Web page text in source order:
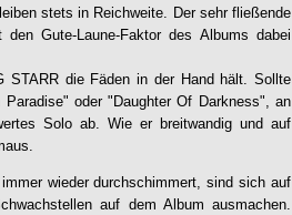
stets in Reichweite. Der sehr fließende
Gute-Laune-Faktor des Albums dabei
STARR die Fäden in der Hand hält. Sollte
oder "Daughter Of Darkness", an
Solo ab. Wie er breitwandig und auf
wieder durchschimmert, sind sich auf
auf dem Album ausmachen.